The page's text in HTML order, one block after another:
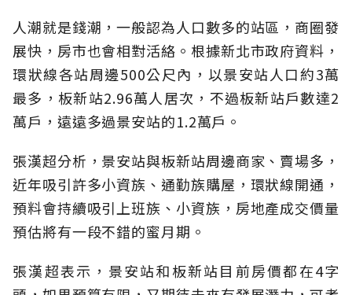
人潮就是錢潮，一般認為人口數多的站區，商圈發
展快，房市也會相對活絡。根據新北市政府資料，
環狀線各站周邊500公尺內，以景安站人口約3萬
最多，板新站2.96萬人居次，不過板新站戶數達2
萬戶，遠遠多過景安站的1.2萬戶。
張漢超分析，景安站與板新站周邊商家、賣場多，
近年吸引許多小資族、通勤族購屋，環狀線開通，
預料會持續吸引上班族、小資族，房地產成交價量
預估將有一段不錯的蜜月期。
張漢超表示，景安站和板新站目前房價都在4字